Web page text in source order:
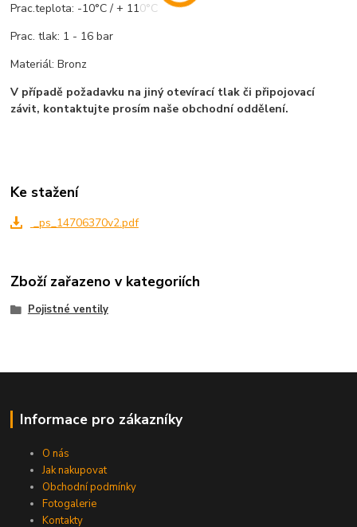
Prac.teplota: -10°C / + 110°C
Prac. tlak: 1 - 16 bar
Materiál: Bronz
V případě požadavku na jiný otevírací tlak či připojovací
závit, kontaktujte prosím naše obchodní oddělení.
Ke stažení
_ps_14706370v2.pdf
Zboží zařazeno v kategoriích
Pojistné ventily
Informace pro zákazníky
O nás
Jak nakupovat
Obchodní podmínky
Fotogalerie
Kontakty